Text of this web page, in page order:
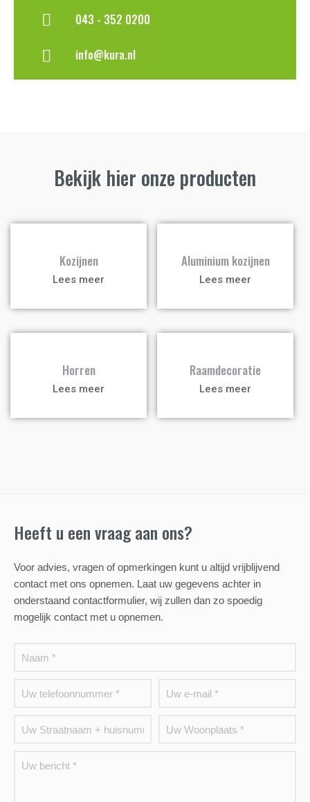
043 - 352 0200
info@kura.nl
Bekijk hier onze producten
Kozijnen
Lees meer
Aluminium kozijnen
Lees meer
Horren
Lees meer
Raamdecoratie
Lees meer
Heeft u een vraag aan ons?
Voor advies, vragen of opmerkingen kunt u altijd vrijblijvend
contact met ons opnemen. Laat uw gegevens achter in
onderstaand contactformulier, wij zullen dan zo spoedig
mogelijk contact met u opnemen.